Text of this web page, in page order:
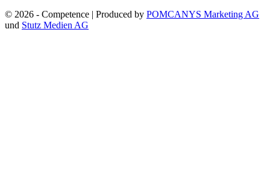
© 2026 - Competence | Produced by POMCANYS Marketing AG
und Stutz Medien AG